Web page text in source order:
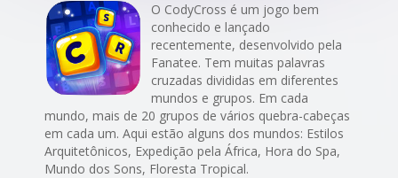
O CodyCross é um jogo bem
conhecido e lançado
recentemente, desenvolvido pela
Fanatee. Tem muitas palavras
cruzadas divididas em diferentes
mundos e grupos. Em cada
mundo, mais de 20 grupos de vários quebra-cabeças
em cada um. Aqui estão alguns dos mundos: Estilos
Arquitetônicos, Expedição pela África, Hora do Spa,
Mundo dos Sons, Floresta Tropical.